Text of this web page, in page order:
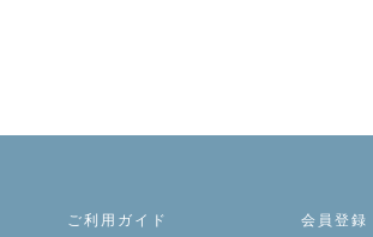
ご利用ガイド 会員登録